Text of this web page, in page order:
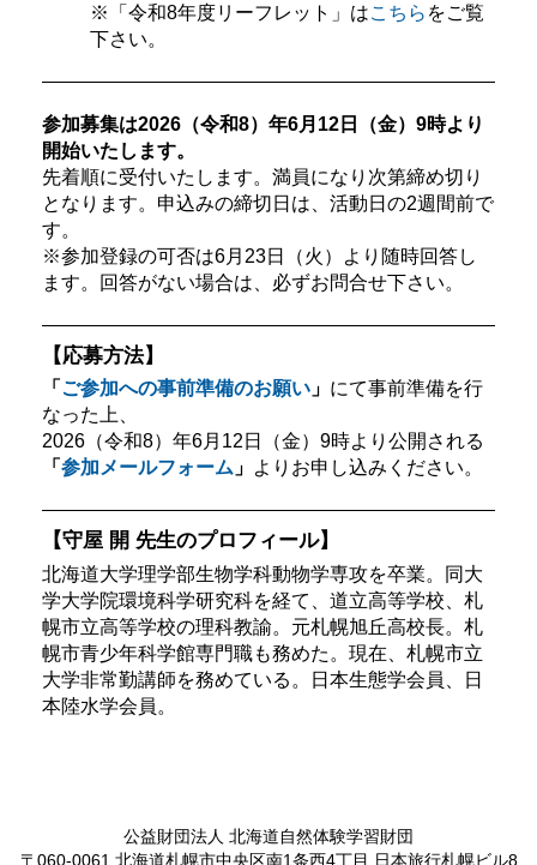
※「令和8年度リーフレット」はこちら をご覧
下さい。
参加募集は2026（令和8）年6月12日（金）9時より
開始いたします。
先着順に受付いたします。満員になり次第締め切り
となります。申込みの締切日は、活動日の2週間前で
す。
※参加登録の可否は6月23日（火）より随時回答し
ます。回答がない場合は、必ずお問合せ下さい。
【応募方法】
「 ご参加への事前準備のお願い 」 にて事前準備を行
なった上、
2026（令和8）年6月12日（金）9時より公開される
「 参加メールフォーム 」 よりお申し込みください。
【守屋 開 先生のプロフィール】
北海道大学理学部生物学科動物学専攻を卒業。同大
学大学院環境科学研究科を経て、道立高等学校、札
幌市立高等学校の理科教諭。元札幌旭丘高校長。札
幌市青少年科学館専門職も務めた。現在、札幌市立
大学非常勤講師を務めている。日本生態学会員、日
本陸水学会員。
公益財団法人 北海道自然体験学習財団
〒060-0061 北海道札幌市中央区南1条西4丁目 日本旅行札幌ビル8